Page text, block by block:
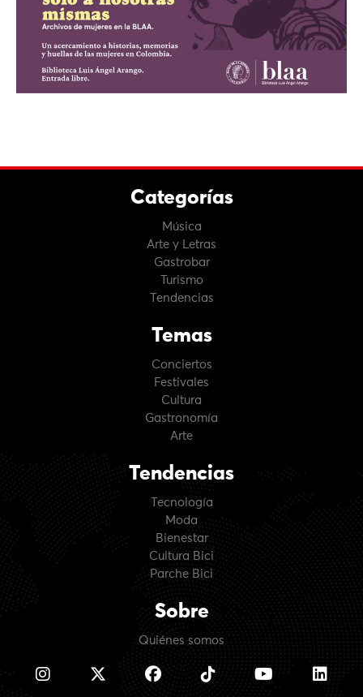
Categorías
Música
Arte y Letras
Gastrobar
Turismo
Tendencias
Temas
Conciertos
Festivales
Cultura
Gastronomía
Arte
Tendencias
Tecnología
Moda
Bienestar
Cultura Bici
Parche Bici
Sobre
Quiénes somos